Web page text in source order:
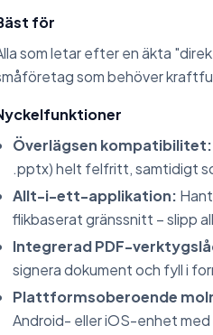
för
som letar efter en äkta
som behöver
Överlägsen kompatibilitet:
.pptx) helt felfritt, samtidigt
Allt-i-ett-applikation:
flikbaserat gränssnitt – slipp
Integrerad PDF-
signera dokument och fyll i
Plattformsoberoende
Android- eller iOS-enhet